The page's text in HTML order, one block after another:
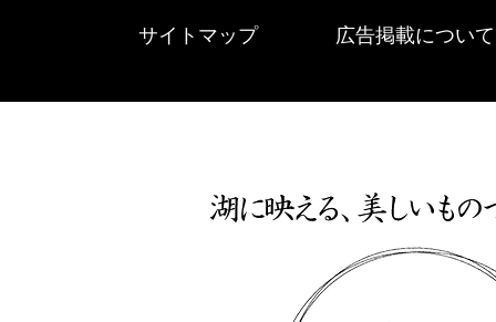
サイトマップ 広告掲載について